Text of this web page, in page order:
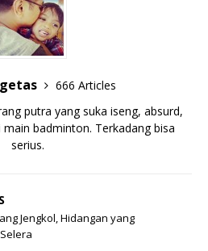
666 Articles
putra yang suka iseng, absurd,
badminton. Terkadang bisa
serius.
Jengkol, Hidangan yang